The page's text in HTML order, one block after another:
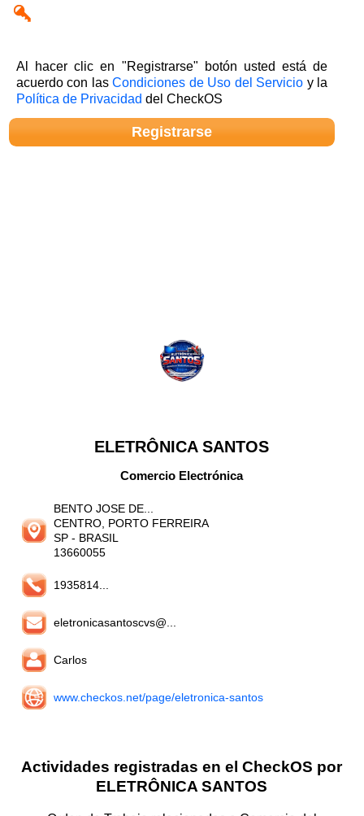
Al hacer clic en "Registrarse" botón usted está de
acuerdo con lasCondiciones de Uso del Servicio y la
Política de Privacidad del CheckOS
ELETRÔNICA SANTOS
Comercio Electrónica
BENTO JOSE DE...
CENTRO, PORTO FERREIRA
SP - BRASIL
13660055
1935814...
eletronicasantoscvs@...
Carlos
www.checkos.net/page/eletronica-santos
Actividades registradas en el CheckOS por
ELETRÔNICA SANTOS